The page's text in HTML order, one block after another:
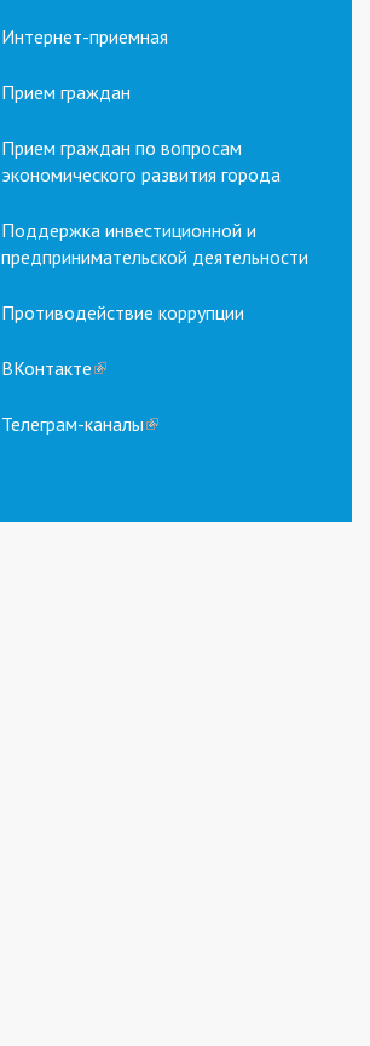
Интернет-приемная
Прием граждан
Прием граждан по вопросам
экономического развития города
Поддержка инвестиционной и
предпринимательской деятельности
Противодействие коррупции
ВКонтакте(link
external)
Телеграм-каналы(link